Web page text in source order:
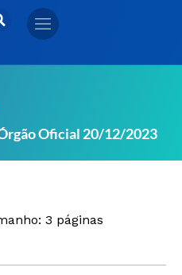
Oficial 20/12/2023
3 páginas